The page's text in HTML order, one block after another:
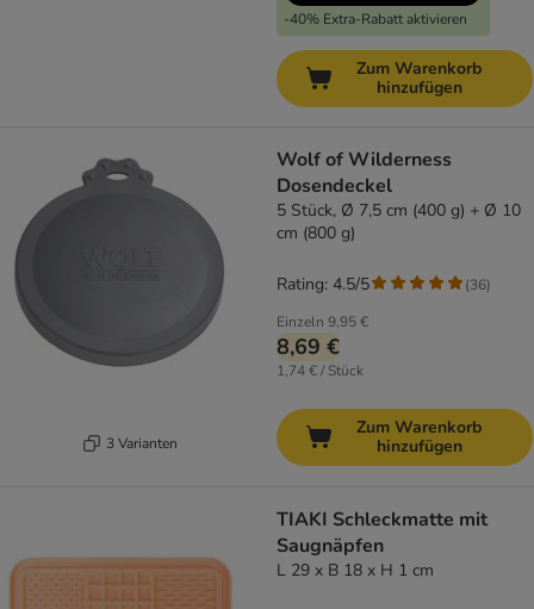
-40% Extra-Rabatt aktivieren
Zum Warenkorb
hinzufügen
3 Varianten
Wolf of Wilderness
Dosendeckel
5 Stück, Ø 7,5 cm (400 g) + Ø 10
cm (800 g)
Einzeln 9,95 €
8,69 €
1,74 € / Stück
Rating: 4.5/5 (36)
Zum Warenkorb
hinzufügen
TIAKI Schleckmatte mit
Saugnäpfen
L 29 x B 18 x H 1 cm